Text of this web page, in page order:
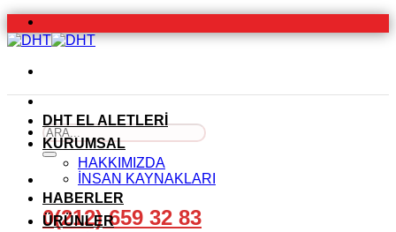
İçeriğe
atla
Ara:
0(212) 659 32 83
DHT EL ALETLERİ
KURUMSAL
HAKKIMIZDA
İNSAN KAYNAKLARI
HABERLER
ÜRÜNLER